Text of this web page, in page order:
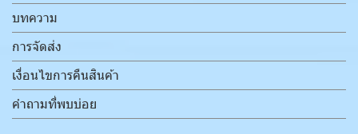
บทความ
การจัดส่ง
เงื่อนไขการคืนสินค้า
คำถามที่พบบ่อย